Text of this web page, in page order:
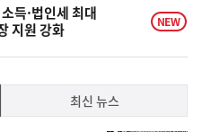
득·법인세 최대
지원 강화
NEW
최신 뉴스